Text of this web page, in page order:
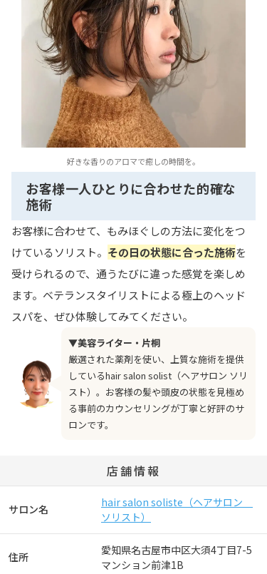
好きな香りのアロマで癒しの時間を。
お客様一人ひとりに合わせた的確な
施術
お客様に合わせて、もみほぐしの方法に変化をつ
けているソリスト。 その日の状態に合った施術を
受けられるので、通うたびに違った感覚を楽しめ
ます。ベテランスタイリストによる極上のヘッド
スパを、ぜひ体験してみてください。
▼美容ライター・片桐
厳選された薬剤を使い、上質な施術を提供
しているhair salon solist（ヘアサロン ソリ
スト）。お客様の髪や頭皮の状態を見極め
る事前のカウンセリングが丁寧と好評のサ
ロンです。
店舗情報
サロン名
hair salon soliste（ヘアサロン
ソリスト）
住所
愛知県名古屋市中区大須4丁目7-5
マンション前津1B